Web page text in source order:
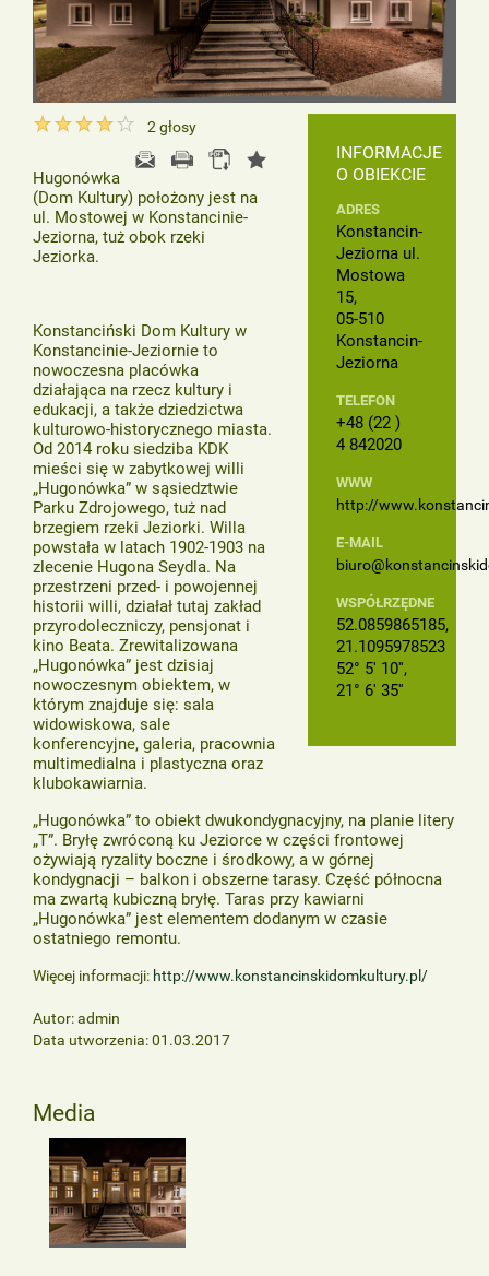
2głosy
INFORMACJE
O OBIEKCIE
ADRES
Konstancin-
Jeziorna ul.
Mostowa
15,
05-510
Konstancin-
Jeziorna
TELEFON
+48 (22 )
4 842020
WWW
http://
E-MAIL
WSPÓŁRZĘDNE
52.0859865185,
21.1095978523
52° 5' 10'',
21° 6' 35''
Hugonówka
(Dom Kultury) położony jest na
ul. Mostowej w Konstancinie-
Jeziorna, tuż obok rzeki
Jeziorka.
Konstanciński Dom Kultury w
Konstancinie-Jeziornie to
nowoczesna placówka
działająca na rzecz kultury i
edukacji, a także dziedzictwa
kulturowo-historycznego miasta.
Od 2014 roku siedziba KDK
mieści się w zabytkowej willi
„Hugonówka” w sąsiedztwie
Parku Zdrojowego, tuż nad
brzegiem rzeki Jeziorki. Willa
powstała w latach 1902-1903 na
zlecenie Hugona Seydla. Na
przestrzeni przed- i powojennej
historii willi, działał tutaj zakład
przyrodoleczniczy, pensjonat i
kino Beata. Zrewitalizowana
„Hugonówka” jest dzisiaj
nowoczesnym obiektem, w
którym znajduje się: sala
widowiskowa, sale
konferencyjne, galeria, pracownia
multimedialna i plastyczna oraz
klubokawiarnia.
„Hugonówka” to obiekt dwukondygnacyjny, na planie litery
„T”. Bryłę zwróconą ku Jeziorce w części frontowej
ożywiają ryzality boczne i środkowy, a w górnej
kondygnacji – balkon i obszerne tarasy. Część północna
ma zwartą kubiczną bryłę. Taras przy kawiarni
„Hugonówka” jest elementem dodanym w czasie
ostatniego remontu.
Więcej informacji: http://www.konstancinskidomkultury.pl/
Autor: admin
Data utworzenia: 01.03.2017
Media